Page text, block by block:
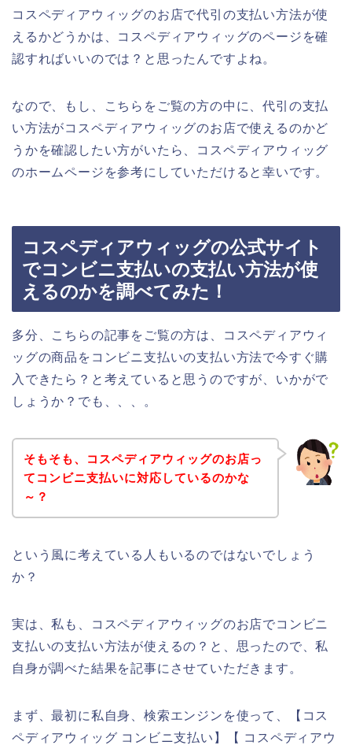
コスペディアウィッグのお店で代引の支払い方法が使
えるかどうかは、コスペディアウィッグのページを確
認すればいいのでは？と思ったんですよね。
なので、もし、こちらをご覧の方の中に、代引の支払
い方法がコスペディアウィッグのお店で使えるのかど
うかを確認したい方がいたら、コスペディアウィッグ
のホームページを参考にしていただけると幸いです。
コスペディアウィッグの公式サイト
でコンビニ支払いの支払い方法が使
えるのかを調べてみた！
多分、こちらの記事をご覧の方は、コスペディアウィ
ッグの商品をコンビニ支払いの支払い方法で今すぐ購
入できたら？と考えていると思うのですが、いかがで
しょうか？でも、、、。
そもそも、コスペディアウィッグのお店っ
てコンビニ支払いに対応しているのかな
～？
という風に考えている人もいるのではないでしょう
か？
実は、私も、コスペディアウィッグのお店でコンビニ
支払いの支払い方法が使えるの？と、思ったので、私
自身が調べた結果を記事にさせていただきます。
まず、最初に私自身、検索エンジンを使って、【コス
ペディアウィッグ コンビニ支払い】【 コスペディアウ